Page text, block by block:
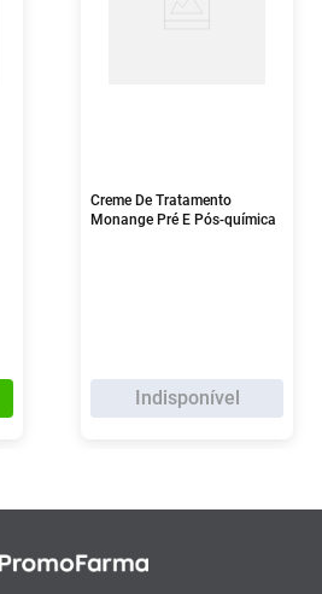
Creme De Tratamento
Monange Pré E Pós-química
Indisponível